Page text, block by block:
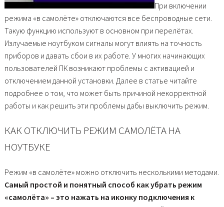
При включении
режима «в самолёте» отключаются все беспроводные сети.
Такую функцию используют в основном при перелётах.
Излучаемые ноутбуком сигналы могут влиять на точность
приборов и давать сбои в их работе. У многих начинающих
пользователей ПК возникают проблемы с активацией и
отключением данной установки. Далее в статье читайте
подробнее о том, что может быть причиной некорректной
работы и как решить эти проблемы дабы выключить режим.
КАК ОТКЛЮЧИТЬ РЕЖИМ САМОЛЁТА НА
НОУТБУКЕ
Режим «в самолёте» можно отключить несколькими методами.
Самый простой и понятный способ как убрать режим
«самолёта» – это нажать на иконку подключения к